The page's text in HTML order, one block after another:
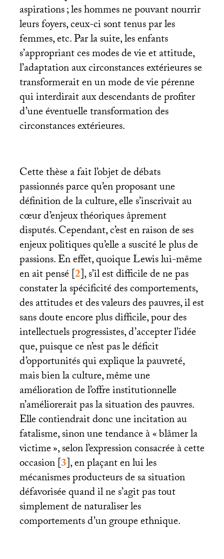
aspirations; les hommes ne pouvant nourrir
leurs foyers, ceux-ci sont tenus par les
femmes, etc. Par la suite, les enfants
s’appropriant ces modes de vie et attitude,
l’adaptation aux circonstances extérieures se
transformerait en un mode de vie pérenne
qui interdirait aux descendants de profiter
d’une éventuelle transformation des
circonstances extérieures.
Cette thèse a fait l’objet de débats
passionnés parce qu’en proposant une
définition de la culture, elle s’inscrivait au
cœur d’enjeux théoriques âprement
disputés. Cependant, c’est en raison de ses
enjeux politiques qu’elle a suscité le plus de
passions. En effet, quoique Lewis lui-même
en ait pensé[2], s’il est difficile de ne pas
constater la spécificité des comportements,
des attitudes et des valeurs des pauvres, il est
sans doute encore plus difficile, pour des
intellectuels progressistes, d’accepter l’idée
que, puisque ce n’est pas le déficit
d’opportunités qui explique la pauvreté,
mais bien la culture, même une
amélioration de l’offre institutionnelle
n’améliorerait pas la situation des pauvres.
Elle contiendrait donc une incitation au
fatalisme, sinon une tendance à «blâmer la
victime», selon l’expression consacrée à cette
occasion[3], en plaçant en lui les
mécanismes producteurs de sa situation
défavorisée quand il ne s’agit pas tout
simplement de naturaliser les
comportements d’un groupe ethnique.